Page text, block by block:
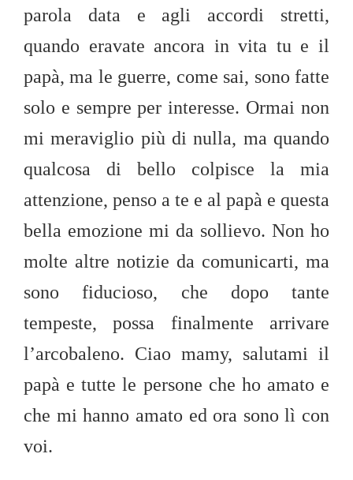
parola data e agli accordi stretti,
quando eravate ancora in vita tu e il
papà, ma le guerre, come sai, sono fatte
solo e sempre per interesse. Ormai non
mi meraviglio più di nulla, ma quando
qualcosa di bello colpisce la mia
attenzione, penso a te e al papà e questa
bella emozione mi da sollievo. Non ho
molte altre notizie da comunicarti, ma
sono fiducioso, che dopo tante
tempeste, possa finalmente arrivare
l’arcobaleno. Ciao mamy, salutami il
papà e tutte le persone che ho amato e
che mi hanno amato ed ora sono lì con
voi.